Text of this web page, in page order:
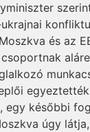
és az
későbbi
úgy